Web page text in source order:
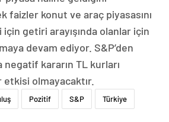
faizler konut ve araç piyasasını
getiri arayışında olanlar için
devam ediyor. S&P’den
kararın TL kurları
etkisi olmayacaktır.
Pozitif S&P Türkiye